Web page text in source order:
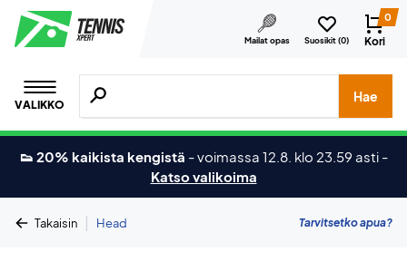
Mailat opas Suosikit (0)
0
Kori
VALIKKO
Hae tuotteita, merkkejä jne.
Hae
👟 20% kaikista kengistä -voimassa 12.8. klo 23.59 asti -
Katso valikoima
Takaisin | Head Tarvitsetko apua?